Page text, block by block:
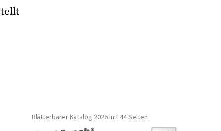
Blätterbarer Katalog 2026 mit 44 Seiten: